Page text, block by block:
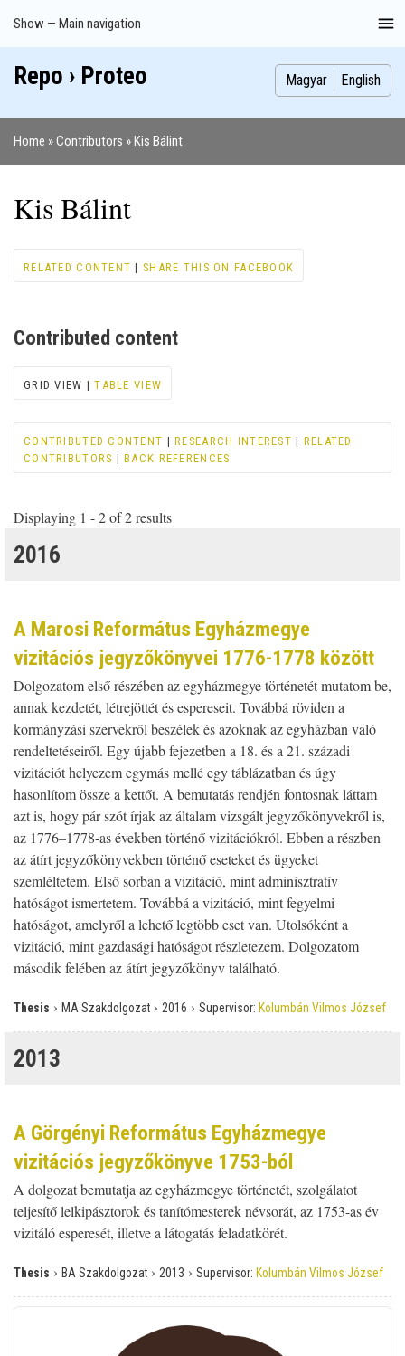
Main
navigation
Show — Main navigation
Index
Publications
Theses
Images
Contributors
Repo › Proteo Magyar English
Home Contributors Kis Bálint
Kis Bálint
RELATED CONTENT | SHARE THIS ON FACEBOOK
Contributed content
GRID VIEW |TABLE VIEW
CONTRIBUTED CONTENT |RESEARCH INTEREST | RELATED
CONTRIBUTORS |BACK REFERENCES
Displaying 1 - 2 of 2 results
2016
A Marosi Református Egyházmegye
vizitációs jegyzőkönyvei 1776-1778 között
Dolgozatom első részében az egyházmegye történetét mutatom be,
annak kezdetét, létrejöttét és espereseit. Továbbá röviden a
kormányzási szervekről beszélek és azoknak az egyházban való
rendeltetéseiről. Egy újabb fejezetben a 18. és a 21. századi
vizitációt helyezem egymás mellé egy táblázatban és úgy
hasonlítom össze a kettőt. A bemutatás rendjén fontosnak láttam
azt is, hogy pár szót írjak az általam vizsgált jegyzőkönyvekről is,
az 1776–1778-as években történő vizitációkról. Ebben a részben
az átírt jegyzőkönyvekben történő eseteket és ügyeket
szemléltetem. Első sorban a vizitáció, mint adminisztratív
hatóságot ismertetem. Továbbá a vizitáció, mint fegyelmi
hatóságot, amelyről a lehető legtöbb eset van. Utolsóként a
vizitáció, mint gazdasági hatóságot részletezem. Dolgozatom
második felében az átírt jegyzőkönyv található.
Thesis › MA Szakdolgozat › 2016 › Supervisor: Kolumbán Vilmos József
2013
A Görgényi Református Egyházmegye
vizitációs jegyzőkönyve 1753-ból
A dolgozat bemutatja az egyházmegye történetét, szolgálatot
teljesítő lelkipásztorok és tanítómesterek névsorát, az 1753-as év
vizitáló esperesét, illetve a látogatás feladatkörét.
Thesis › BA Szakdolgozat › 2013 › Supervisor: Kolumbán Vilmos József